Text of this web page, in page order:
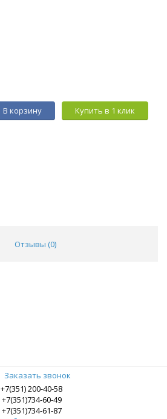
В корзину Купить в 1 клик
Отзывы (0)
Заказать звонок
+7(351) 200-40-58
+7(351)734-60-49
+7(351)734-61-87